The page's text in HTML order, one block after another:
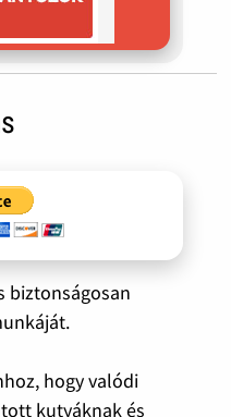
biztonságosan
hogy valódi
kutyáknak és